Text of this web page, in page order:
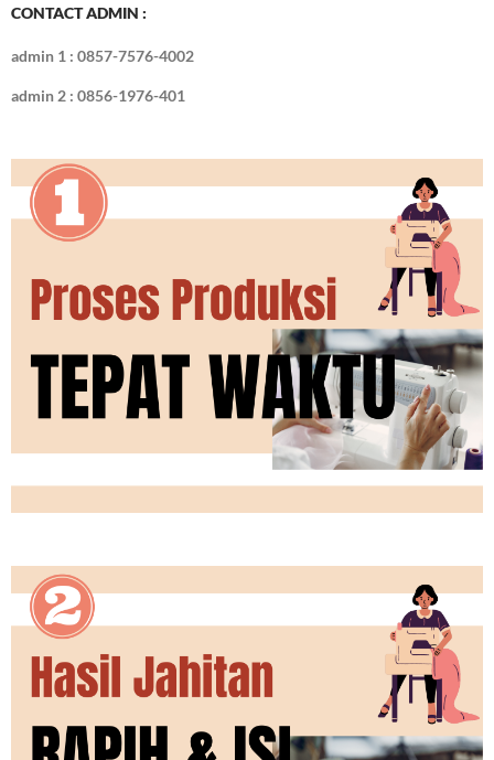
CONTACT ADMIN :
admin 1 : 0857-7576-4002
admin 2 : 0856-1976-401